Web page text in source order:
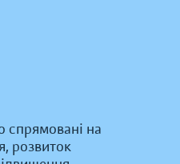
спрямовані на
розвиток